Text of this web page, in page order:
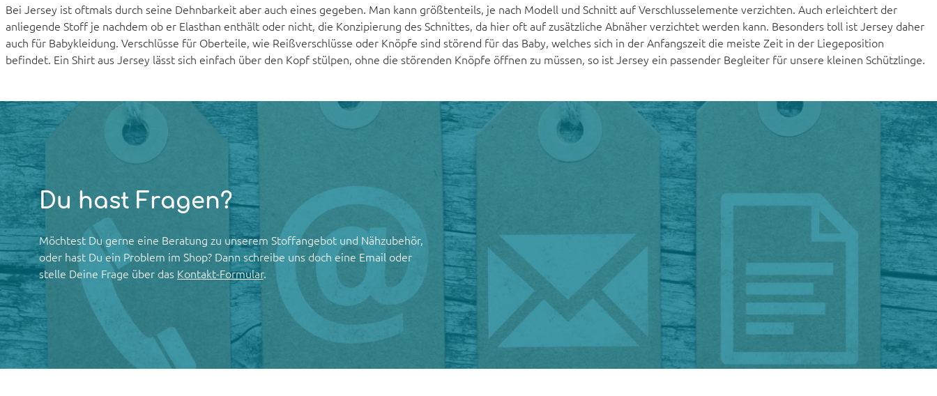
Bei Jersey ist oftmals durch seine Dehnbarkeit aber auch eines gegeben. Man kann größtenteils, je nach Modell und Schnitt auf Verschlusselemente verzichten. Auch erleichtert der
anliegende Stoff je nachdem ob er Elasthan enthält oder nicht, die Konzipierung des Schnittes, da hier oft auf zusätzliche Abnäher verzichtet werden kann. Besonders toll ist Jersey daher
auch für Babykleidung. Verschlüsse für Oberteile, wie Reißverschlüsse oder Knöpfe sind störend für das Baby, welches sich in der Anfangszeit die meiste Zeit in der Liegeposition
befindet. Ein Shirt aus Jersey lässt sich einfach über den Kopf stülpen, ohne die störenden Knöpfe öffnen zu müssen, so ist Jersey ein passender Begleiter für unsere kleinen Schützlinge.
Du hast Fragen?
Möchtest Du gerne eine Beratung zu unserem Stoffangebot und Nähzubehör,
oder hast Du ein Problem im Shop? Dann schreibe uns doch eine Email oder
stelle Deine Frage über das Kontakt-Formular.